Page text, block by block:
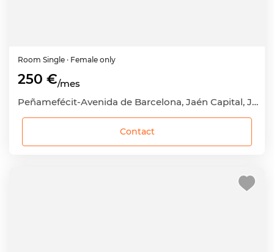
Room Single · Female only
250 €/mes
Peñamefécit-Avenida de Barcelona, Jaén Capital, Jaén
Contact